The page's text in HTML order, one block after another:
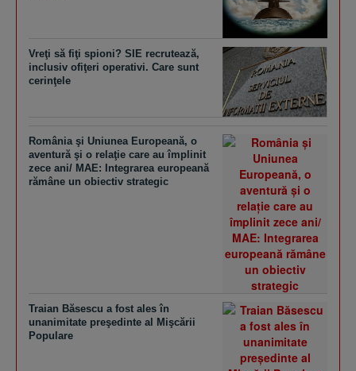
Vreţi să fiţi spioni? SIE recrutează,
inclusiv ofiţeri operativi. Care sunt
cerinţele
România şi Uniunea Europeană, o
aventură şi o relaţie care au împlinit
zece ani/ MAE: Integrarea europeană
rămâne un obiectiv strategic
Traian Băsescu a fost ales în
unanimitate preşedinte al Mişcării
Populare